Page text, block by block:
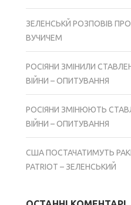
ЗЕЛЕНСЬКЙ РОЗПОВІВ
ВУЧИЧЕМ
РОСІЯНИ ЗМІНИЛИ
ВІЙНИ – ОПИТУВАННЯ
РОСІЯНИ ЗМІНЮЮТЬ
ВІЙНИ – ОПИТУВАННЯ
США ПОСТАЧАТИМУТЬ
PATRIOT – ЗЕЛЕНСЬКИЙ